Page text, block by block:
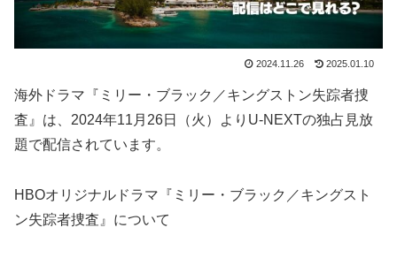
2024.11.26 2025.01.10
海外ドラマ『ミリー・ブラック／キングストン失踪者捜
査』は、2024年11月26日（火）よりU-NEXTの独占見放
題で配信されています。
HBOオリジナルドラマ『ミリー・ブラック／キングスト
ン失踪者捜査』について